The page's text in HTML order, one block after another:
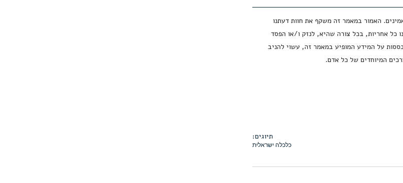
האמור במאמר זה משקף את חוות דעתנו
כל אחריות, בכל צורה שהיא, לנזק ו/או הפסד
על המידע המופיע במאמר זה, עשוי להניב
המיוחדים של כל אדם.
תיוגים:
כלכלה ישראלית